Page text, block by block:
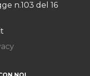
n.103 del 16